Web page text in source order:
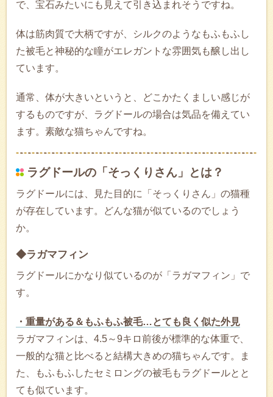
で、宝石みたいにも見えて引き込まれそうですね。
体は筋肉質で大柄ですが、シルクのようなもふもふし
た被毛と神秘的な瞳がエレガントな雰囲気も醸し出し
ています。
通常、体が大きいというと、どこかたくましい感じが
するものですが、ラグドールの場合は気品を備えてい
ます。素敵な猫ちゃんですね。
ラグドールの「そっくりさん」とは？
ラグドールには、見た目的に「そっくりさん」の猫種
が存在しています。どんな猫が似ているのでしょう
か。
◆ラガマフィン
ラグドールにかなり似ているのが「ラガマフィン」で
す。
・重量がある＆もふもふ被毛…とても良く似た外見
ラガマフィンは、4.5～9キロ前後が標準的な体重で、
一般的な猫と比べると結構大きめの猫ちゃんです。ま
た、もふもふしたセミロングの被毛もラグドールとと
ても似ています。